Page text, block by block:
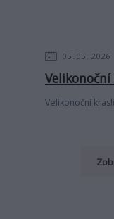
05 05 2026
Velikonoční